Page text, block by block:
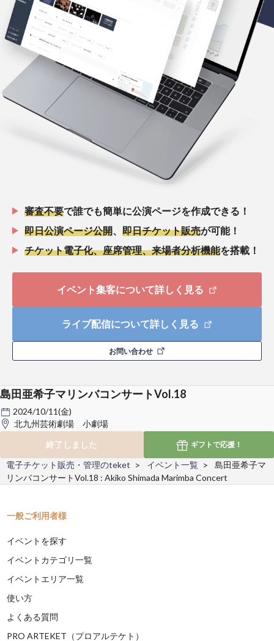
審査不要で誰でも簡単に公演ページを作成できる！
即日公演ページ公開
即日チケット販売が可能！
チケット電子化、座席管理、来場者分析機能を搭載！
イベント集客について詳しく見る
ライブ配信について詳しく見る
お問い合わせ
島田亜希子マリンバコンサートVol.18
2024/10/11(金)
北九州芸術劇場 小劇場
終了しました
ギフトで応援！
電子チケット販売・管理のteket イベント一覧
島田亜希子マ
リンバコンサートVol.18 : Akiko Shimada Marimba Concert
一般ご利用者様
イベントを探す
イベントカテゴリ一覧
イベントエリア一覧
使い方
よくある質問
PRO ARTEKET（プロアルテケト）